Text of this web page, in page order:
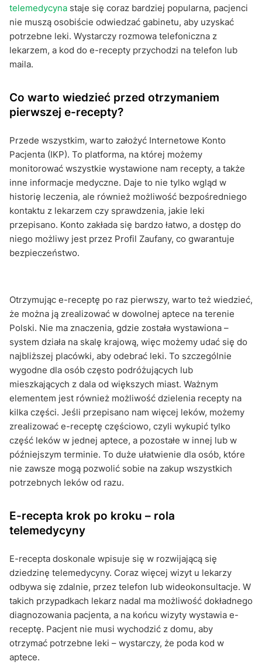
telemedycyna staje się coraz bardziej popularna, pacjenci
nie muszą osobiście odwiedzać gabinetu, aby uzyskać
potrzebne leki. Wystarczy rozmowa telefoniczna z
lekarzem, a kod do e-recepty przychodzi na telefon lub
maila.
Co warto wiedzieć przed otrzymaniem
pierwszej e-recepty?
Przede wszystkim, warto założyć Internetowe Konto
Pacjenta (IKP). To platforma, na której możemy
monitorować wszystkie wystawione nam recepty, a także
inne informacje medyczne. Daje to nie tylko wgląd w
historię leczenia, ale również możliwość bezpośredniego
kontaktu z lekarzem czy sprawdzenia, jakie leki
przepisano. Konto zakłada się bardzo łatwo, a dostęp do
niego możliwy jest przez Profil Zaufany, co gwarantuje
bezpieczeństwo.
Otrzymując e-receptę po raz pierwszy, warto też wiedzieć,
że można ją zrealizować w dowolnej aptece na terenie
Polski. Nie ma znaczenia, gdzie została wystawiona –
system działa na skalę krajową, więc możemy udać się do
najbliższej placówki, aby odebrać leki. To szczególnie
wygodne dla osób często podróżujących lub
mieszkających z dala od większych miast. Ważnym
elementem jest również możliwość dzielenia recepty na
kilka części. Jeśli przepisano nam więcej leków, możemy
zrealizować e-receptę częściowo, czyli wykupić tylko
część leków w jednej aptece, a pozostałe w innej lub w
późniejszym terminie. To duże ułatwienie dla osób, które
nie zawsze mogą pozwolić sobie na zakup wszystkich
potrzebnych leków od razu.
E-recepta krok po kroku – rola
telemedycyny
E-recepta doskonale wpisuje się w rozwijającą się
dziedzinę telemedycyny. Coraz więcej wizyt u lekarzy
odbywa się zdalnie, przez telefon lub wideokonsultacje. W
takich przypadkach lekarz nadal ma możliwość dokładnego
diagnozowania pacjenta, a na końcu wizyty wystawia e-
receptę. Pacjent nie musi wychodzić z domu, aby
otrzymać potrzebne leki – wystarczy, że poda kod w
aptece.